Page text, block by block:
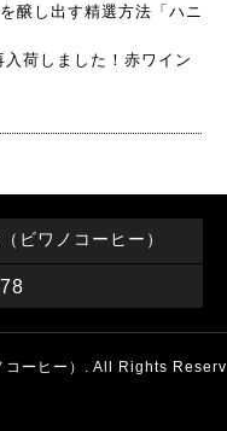
醸し出す精選方法「ハニ
荷しました！赤ワイン
ビワノコーヒー）
ーヒー） . All Rights Reserv